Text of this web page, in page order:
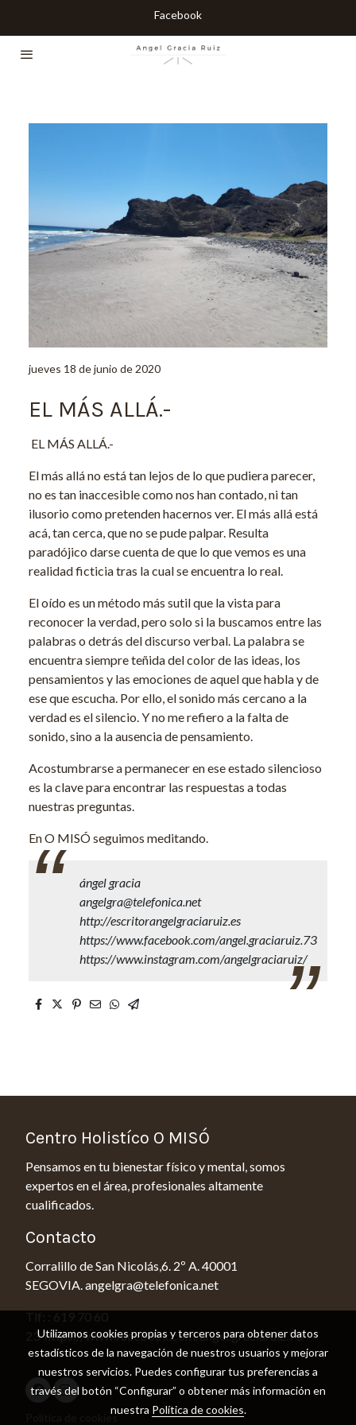
Facebook
jueves 18 de junio de 2020
EL MÁS ALLÁ.-
EL MÁS ALLÁ.-
El más allá no está tan lejos de lo que pudiera parecer,
no es tan inaccesible como nos han contado, ni tan
ilusorio como pretenden hacernos ver. El más allá está
acá, tan cerca, que no se pude palpar. Resulta
paradójico darse cuenta de que lo que vemos es una
realidad ficticia tras la cual se encuentra lo real.
El oído es un método más sutil que la vista para
reconocer la verdad, pero solo si la buscamos entre las
palabras o detrás del discurso verbal. La palabra se
encuentra siempre teñida del color de las ideas, los
pensamientos y las emociones de aquel que habla y de
ese que escucha. Por ello, el sonido más cercano a la
verdad es el silencio. Y no me refiero a la falta de
sonido, sino a la ausencia de pensamiento.
Acostumbrarse a permanecer en ese estado silencioso
es la clave para encontrar las respuestas a todas
nuestras preguntas.
En O MISÓ seguimos meditando.
ángel gracia
angelgra@telefonica.net
http://escritorangelgraciaruiz.es
https://www.facebook.com/angel.graciaruiz.73
https://www.instagram.com/angelgraciaruiz/
Centro Holistíco O MISÓ
Pensamos en tu bienestar físico y mental, somos
expertos en el área, profesionales altamente
cualificados.
Contacto
Corralillo de San Nicolás,6. 2º A. 40001
SEGOVIA. angelgra@telefonica.net
23 https://www.facebook.com/angel.graciaruiz.73
Política de cookies
Utilizamos cookies propias y terceros para obtener datos
estadísticos de la navegación de nuestros usuarios y mejorar
nuestros servicios. Puedes configurar tus preferencias a
través del botón “Configurar” o obtener más información en
nuestra Política de cookies.